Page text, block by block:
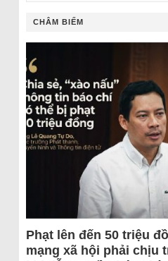
CHÂM BIẾM
Phạt lên đến 50 triệu
mạng xã hội phải chịu